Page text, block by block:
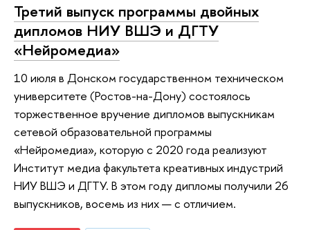
Третий выпуск программы двойных
дипломов НИУ ВШЭ и ДГТУ
«Нейромедиа»
10 июля в Донском государственном техническом
университете (Ростов-на-Дону) состоялось
торжественное вручение дипломов выпускникам
сетевой образовательной программы
«Нейромедиа», которую с 2020 года реализуют
Институт медиа факультета креативных индустрий
НИУ ВШЭ и ДГТУ. В этом году дипломы получили 26
выпускников, восемь из них — с отличием.